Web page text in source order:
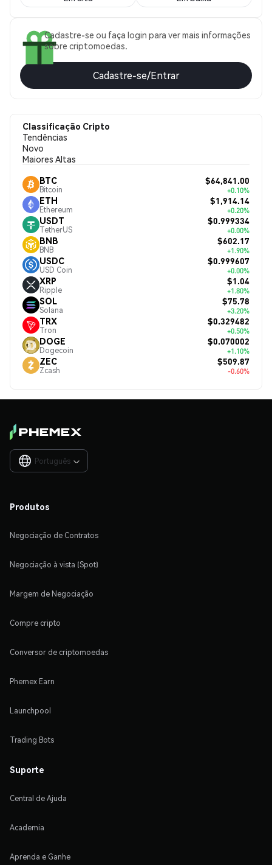
Cadastre-se ou faça login para ver mais informações
sobre criptomoedas.
Cadastre-se/Entrar
Classificação Cripto
Tendências
Novo
Maiores Altas
BTC
Bitcoin
$64,841.00
+0.10%
ETH
Ethereum
$1,914.14
+0.20%
USDT
TetherUS
$0.999334
+0.00%
BNB
BNB
$602.17
+1.90%
USDC
USD Coin
$0.999607
+0.00%
XRP
Ripple
$1.04
+1.80%
SOL
Solana
$75.78
+3.20%
TRX
Tron
$0.329482
+0.50%
DOGE
Dogecoin
$0.070002
+1.10%
ZEC
Zcash
$509.87
-0.60%
Português 
Produtos
Negociação de Contratos
Negociação à vista (Spot)
Margem de Negociação
Compre cripto
Conversor de criptomoedas
Phemex Earn
Launchpool
Trading Bots
Suporte
Central de Ajuda
Academia
Aprenda e Ganhe